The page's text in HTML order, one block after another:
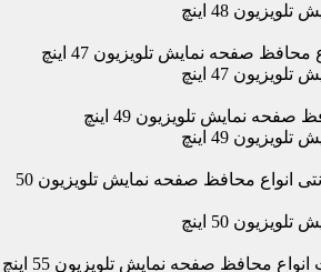
48 اینچ
صفحه نمایش تلویزیون 47 اینچ
47 اینچ
نمایش تلویزیون 49 اینچ
49 اینچ
قیمت و خرید اینترنتی انواع محافظ صفحه نمایش تلویزیون 50
50 اینچ
محافظ صفحه نمایش تلویزیون 55 اینچ